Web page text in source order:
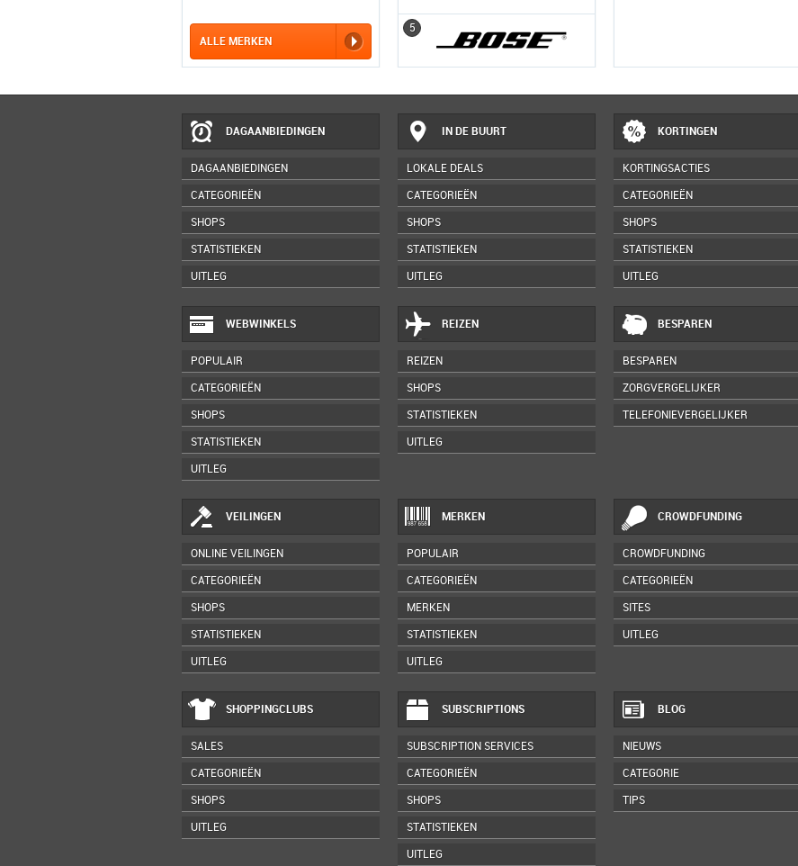
ALLE MERKEN
5
DAGAANBIEDINGEN
DAGAANBIEDINGEN
CATEGORIEËN
SHOPS
STATISTIEKEN
UITLEG
IN DE BUURT
LOKALE DEALS
CATEGORIEËN
SHOPS
STATISTIEKEN
UITLEG
KORTINGEN
KORTINGSACTIES
CATEGORIEËN
SHOPS
STATISTIEKEN
UITLEG
WEBWINKELS
POPULAIR
CATEGORIEËN
SHOPS
STATISTIEKEN
UITLEG
REIZEN
REIZEN
SHOPS
STATISTIEKEN
UITLEG
BESPAREN
BESPAREN
ZORGVERGELIJKER
TELEFONIEVERGELIJKER
VEILINGEN
ONLINE VEILINGEN
CATEGORIEËN
SHOPS
STATISTIEKEN
UITLEG
MERKEN
POPULAIR
CATEGORIEËN
MERKEN
STATISTIEKEN
UITLEG
CROWDFUNDING
CROWDFUNDING
CATEGORIEËN
SITES
UITLEG
SHOPPINGCLUBS
SALES
CATEGORIEËN
SHOPS
UITLEG
SUBSCRIPTIONS
SUBSCRIPTION SERVICES
CATEGORIEËN
SHOPS
STATISTIEKEN
UITLEG
BLOG
NIEUWS
CATEGORIE
TIPS